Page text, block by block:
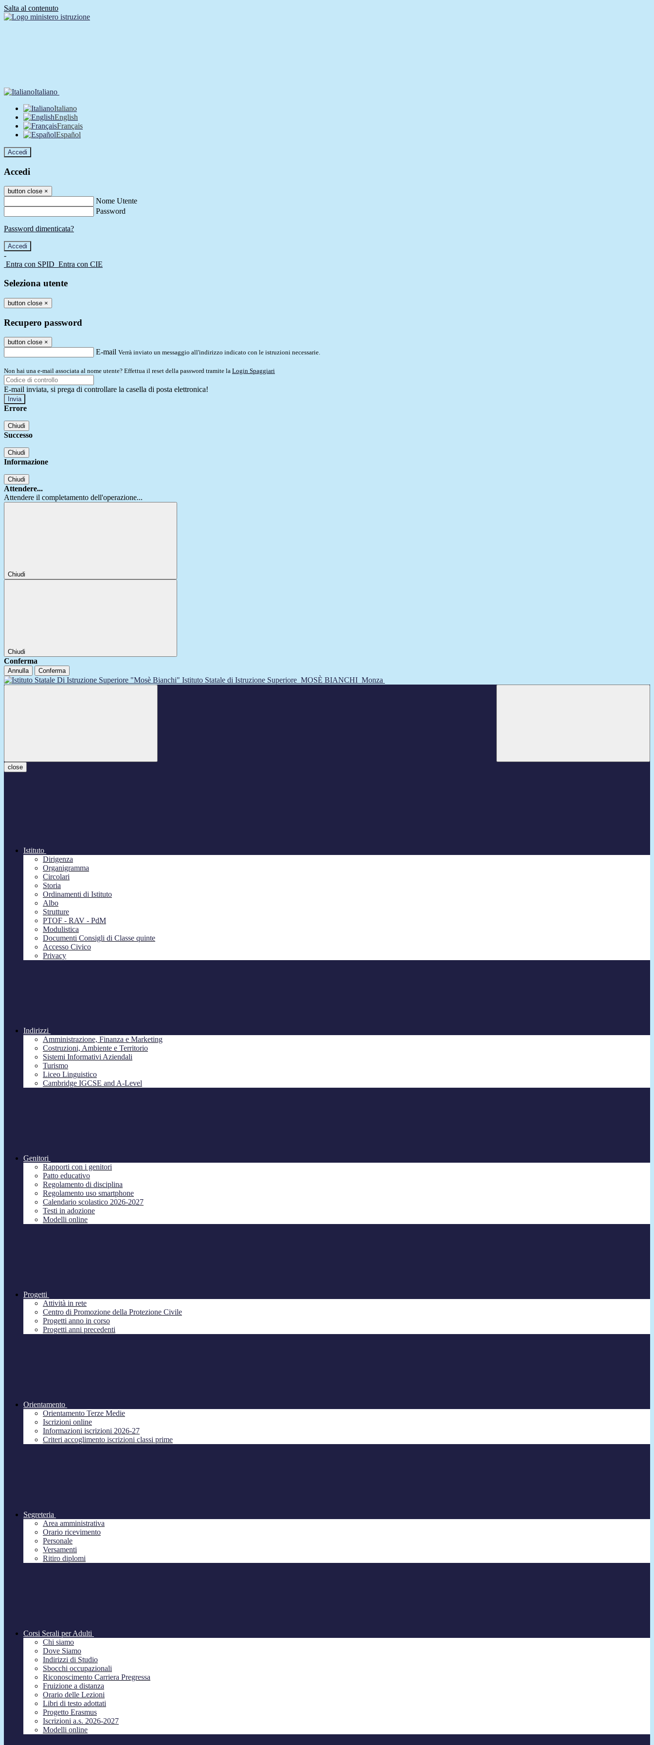
Salta al contenuto
Italiano
Italiano
English
Français
Español
Accedi
Accedi
button close ×
Nome Utente
Password
Password dimenticata?
-
Entra con SPID Entra con CIE
Seleziona utente
button close ×
Recupero password
button close ×
E-mail Verrà inviato un messaggio all'indirizzo indicato con le istruzioni necessarie.
Non hai una e-mail associata al nome utente? Effettua il reset della password tramite la Login Spaggiari
E-mail inviata, si prega di controllare la casella di posta elettronica!
Errore
Chiudi
Successo
Chiudi
Informazione
Chiudi
Attendere...
Attendere il completamento dell'operazione...
Chiudi
Chiudi
Conferma
Annulla Conferma
Istituto Statale di Istruzione Superiore MOSÈ BIANCHI Monza
close
Istituto
Dirigenza
Organigramma
Circolari
Storia
Ordinamenti di Istituto
Albo
Strutture
PTOF - RAV - PdM
Modulistica
Documenti Consigli di Classe quinte
Accesso Civico
Privacy
Indirizzi
Amministrazione, Finanza e Marketing
Costruzioni, Ambiente e Territorio
Sistemi Informativi Aziendali
Turismo
Liceo Linguistico
Cambridge IGCSE and A-Level
Genitori
Rapporti con i genitori
Patto educativo
Regolamento di disciplina
Regolamento uso smartphone
Calendario scolastico 2026-2027
Testi in adozione
Modelli online
Progetti
Attività in rete
Centro di Promozione della Protezione Civile
Progetti anno in corso
Progetti anni precedenti
Orientamento
Orientamento Terze Medie
Iscrizioni online
Informazioni iscrizioni 2026-27
Criteri accoglimento iscrizioni classi prime
Segreteria
Area amministrativa
Orario ricevimento
Personale
Versamenti
Ritiro diplomi
Corsi Serali per Adulti
Chi siamo
Dove Siamo
Indirizzi di Studio
Sbocchi occupazionali
Riconoscimento Carriera Pregressa
Fruizione a distanza
Orario delle Lezioni
Libri di testo adottati
Progetto Erasmus
Iscrizioni a.s. 2026-2027
Modelli online